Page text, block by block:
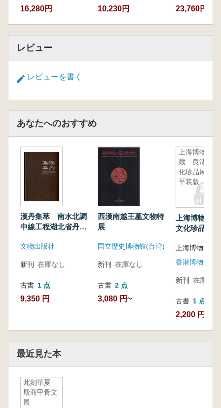
も第一期から第五期までを網羅しています。文
字内容は、天文・暦法・気象・地理・方国・征
伐・田猟・祭祀・疾病など多岐にわたり、商代
の社会・歴史・文化・言語を研究するうえで極
で最も文字数が多い一片で、126字が明瞭に読
れています。
2016年3月には、山東博物館所蔵の甲骨が第
さらに2017年には、中国が申請した甲骨文が
ユネスコ《世界記憶名録》に登録され、山東博
物館は申請に参加した11の甲骨収蔵機関の一つ
となりました。
甲骨研究成果の創造的な継承と発信を目的と
して、2024年7月には山東博物館が「此刻華夏
——殷商甲骨文展」を企画し、150点余りの甲
骨・青銅器・玉器などの貴重な文物を精選して
展示しました。本展は、商代の造字・用字の知
恵を体系的に示し、甲骨文に映し出された殷商
的成果に敬意を表するものです。
本書は、この展覧会に合わせて編まれた図録
16,280円 10,230円 23,760円
レビュー
レビューを書く
あなたへのおすすめ
漢丹集萃 南水北調
中線工程湖北省丹江
文物出版社
新刊 在庫なし
古書 1 点
9,350 円
西漢南越王墓文物特
展
国立歴史博物館(台湾)
新刊 在庫なし
古書 2 点
3,080 円~
上海博物館
蔵 良渚文
化珍品展
平装版
上海博物館
文化珍品展
香港博物館
新刊 在庫なし
古書 1 点
2,200 円
最近見た本
此刻華夏
殷商甲骨文
展